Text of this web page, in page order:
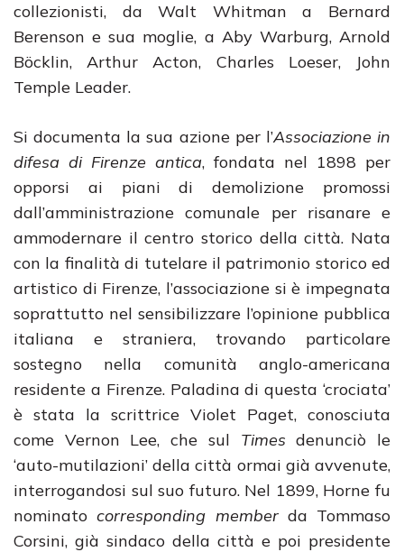
collezionisti, da Walt Whitman a Bernard
Berenson e sua moglie, a Aby Warburg, Arnold
Böcklin, Arthur Acton, Charles Loeser, John
Temple Leader.
Si documenta la sua azione per l’Associazione in
difesa di Firenze antica, fondata nel 1898 per
opporsi ai piani di demolizione promossi
dall’amministrazione comunale per risanare e
ammodernare il centro storico della città. Nata
con la finalità di tutelare il patrimonio storico ed
artistico di Firenze, l’associazione si è impegnata
soprattutto nel sensibilizzare l’opinione pubblica
italiana e straniera, trovando particolare
sostegno nella comunità anglo-americana
residente a Firenze. Paladina di questa ‘crociata’
è stata la scrittrice Violet Paget, conosciuta
come Vernon Lee, che sul Times denunciò le
‘auto-mutilazioni’ della città ormai già avvenute,
interrogandosi sul suo futuro. Nel 1899, Horne fu
nominatocorresponding memberda Tommaso
Corsini, già sindaco della città e poi presidente